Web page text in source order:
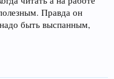
Правда он
быть выспанным,